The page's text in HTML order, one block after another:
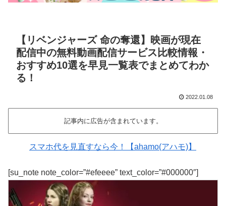
【リベンジャーズ 命の奪還】映画が現在
配信中の無料動画配信サービス比較情報・
おすすめ10選を早見一覧表でまとめてわか
る！
2022.01.08
記事内に広告が含まれています。
スマホ代を見直すなら今！【ahamo(アハモ)】
[su_note note_color=”#efeeee” text_color=”#000000″]